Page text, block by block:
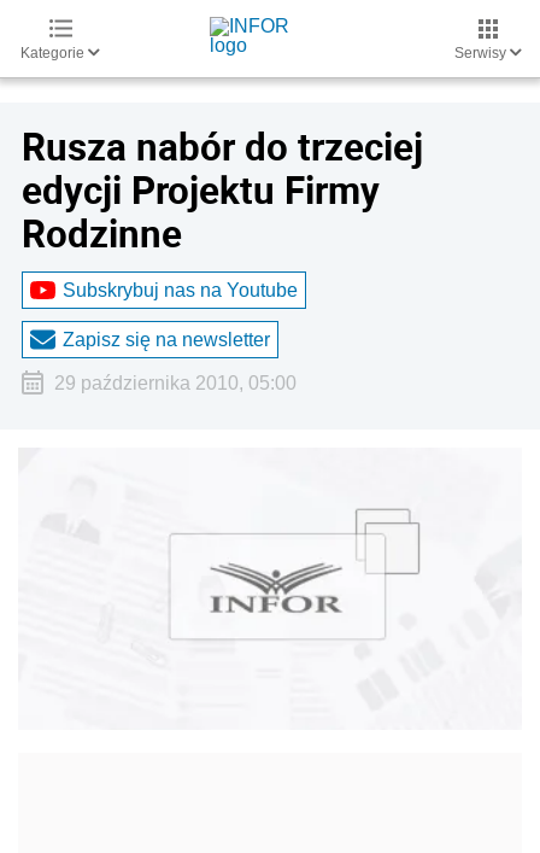
Kategorie Serwisy
Rusza nabór do trzeciej
edycji Projektu Firmy
Rodzinne
Subskrybuj nas na Youtube
Zapisz się na newsletter
29 października 2010, 05:00